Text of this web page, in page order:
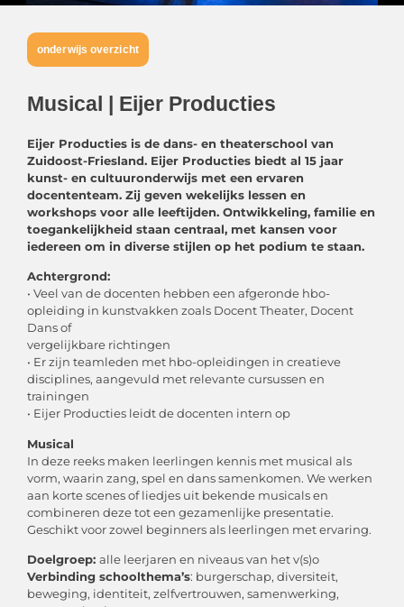
onderwijs overzicht
Musical | Eijer Producties
Eijer Producties is de dans- en theaterschool van
Zuidoost-Friesland. Eijer Producties biedt al 15 jaar
kunst- en cultuuronderwijs met een ervaren
docententeam. Zij geven wekelijks lessen en
workshops voor alle leeftijden. Ontwikkeling, familie en
toegankelijkheid staan centraal, met kansen voor
iedereen om in diverse stijlen op het podium te staan.
Achtergrond:
• Veel van de docenten hebben een afgeronde hbo-
opleiding in kunstvakken zoals Docent Theater, Docent
Dans of
vergelijkbare richtingen
• Er zijn teamleden met hbo-opleidingen in creatieve
disciplines, aangevuld met relevante cursussen en
trainingen
• Eijer Producties leidt de docenten intern op
Musical
In deze reeks maken leerlingen kennis met musical als
vorm, waarin zang, spel en dans samenkomen. We werken
aan korte scenes of liedjes uit bekende musicals en
combineren deze tot een gezamenlijke presentatie.
Geschikt voor zowel beginners als leerlingen met ervaring.
Doelgroep: alle leerjaren en niveaus van het v(s)o
Verbinding schoolthema’s: burgerschap, diversiteit,
beweging, identiteit, zelfvertrouwen, samenwerking,